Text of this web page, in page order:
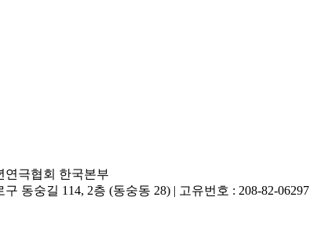
연극협회 한국본부
동숭길 114, 2층 (동숭동 28) | 고유번호 : 208-82-06297